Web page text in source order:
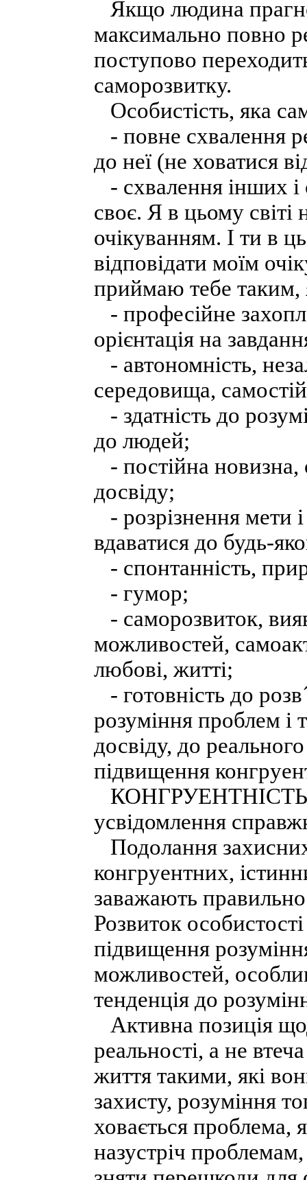
Якщо людина
максимально повно
поступово
саморозвитку.
Особистість, яка
- повне схвалення
до неї (не ховатися
- схвалення інших
своє. Я в цьому світі
очікуванням. І ти в
відповідати моїм
приймаю тебе таким,
- професійне
орієнтація на
- автономність,
середовища,
- здатність до
до людей;
- постійна новизна,
досвіду;
- розрізнення мети
вдаватися до будь-
- спонтанність,
- гумор;
- саморозвиток,
можливостей,
любові, житті;
- готовність до
розуміння проблем і
досвіду, до
підвищення
КОНГРУЕНТНІСТЬ -
усвідомлення
Подолання
конгруентних,
заважають
Розвиток
підвищення
можливостей,
тенденція до
Активна позиція
реальності, а не
життя такими, які
захисту, розуміння
ховається проблема,
назустріч